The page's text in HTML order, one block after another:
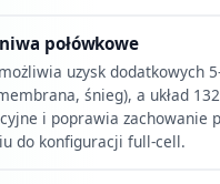
połówkowe
uzysk dodatkowych
śnieg), a układ
i poprawia zachowanie
do konfiguracji full-cell.